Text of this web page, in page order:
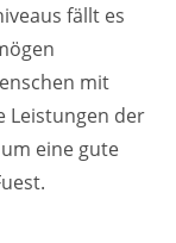
fällt es
mit
Leistungen der
eine gute